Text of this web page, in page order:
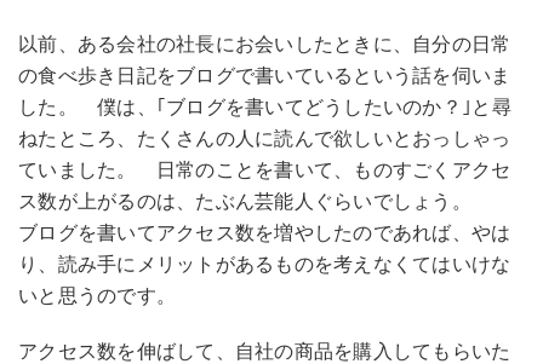
以前、ある会社の社長にお会いしたときに、自分の日常
の食べ歩き日記をブログで書いているという話を伺いま
した。 僕は、｢ブログを書いてどうしたいのか？｣と尋
ねたところ、たくさんの人に読んで欲しいとおっしゃっ
ていました。 日常のことを書いて、ものすごくアクセ
ス数が上がるのは、たぶん芸能人ぐらいでしょう。
ブログを書いてアクセス数を増やしたのであれば、やは
り、読み手にメリットがあるものを考えなくてはいけな
いと思うのです。
アクセス数を伸ばして、自社の商品を購入してもらいた